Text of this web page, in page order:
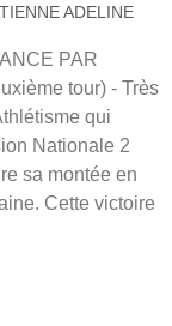
ADELINE
PAR
tour) - Très
qui
Nationale 2
sa montée en
Cette victoire